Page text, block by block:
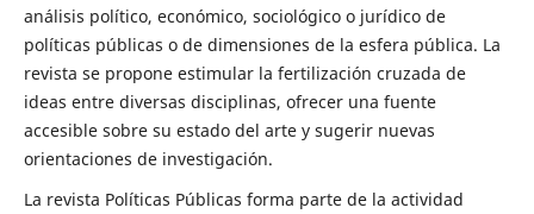
análisis político, económico, sociológico o jurídico de
políticas públicas o de dimensiones de la esfera pública. La
revista se propone estimular la fertilización cruzada de
ideas entre diversas disciplinas, ofrecer una fuente
accesible sobre su estado del arte y sugerir nuevas
orientaciones de investigación.
La revista Políticas Públicas forma parte de la actividad